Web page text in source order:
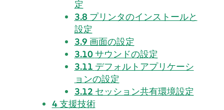
定
3.8 プリンタのインストールと
設定
3.9 画面の設定
3.10サウンドの設定
3.11 デフォルトアプリケーシ
ョンの設定
3.12 セッション共有環境設定
4支援技術